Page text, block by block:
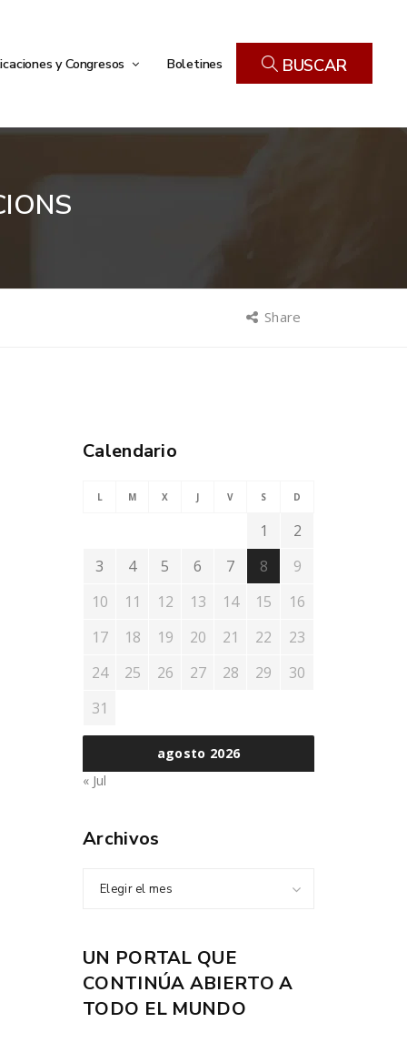
y Congresos Boletines BUSCAR
Share
Calendario
agosto 2026
L M X J V S D
1
2
3
4 5 6 7 8
9
10
11 12 13 14 15
16
17
18 19 20 21 22
23
24
25 26 27 28 29
30
31
« Jul
Archivos
Elegir el mes
UN PORTAL QUE
CONTINÚA ABIERTO A
TODO EL MUNDO